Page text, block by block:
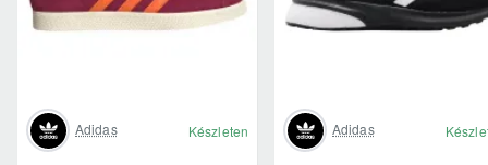
Adidas Készleten Adidas